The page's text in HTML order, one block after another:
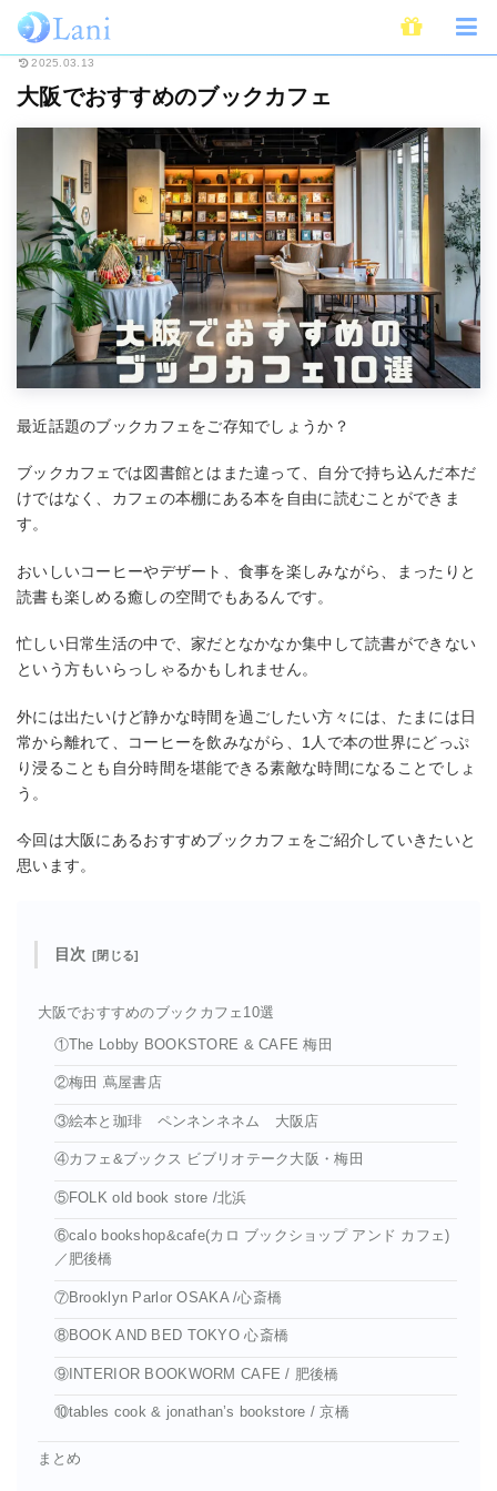
ホーム ライフスタイル
2025.03.13
大阪でおすすめのブックカフェ
最近話題のブックカフェをご存知でしょうか？
ブックカフェでは図書館とはまた違って、自分で持ち込んだ本だ
けではなく、カフェの本棚にある本を自由に読むことができま
す。
おいしいコーヒーやデザート、食事を楽しみながら、まったりと
読書も楽しめる癒しの空間でもあるんです。
忙しい日常生活の中で、家だとなかなか集中して読書ができない
という方もいらっしゃるかもしれません。
外には出たいけど静かな時間を過ごしたい方々には、たまには日
常から離れて、コーヒーを飲みながら、1人で本の世界にどっぷ
り浸ることも自分時間を堪能できる素敵な時間になることでしょ
う。
今回は大阪にあるおすすめブックカフェをご紹介していきたいと
思います。
目次
大阪でおすすめのブックカフェ10選
①The Lobby BOOKSTORE & CAFE 梅田
②梅田 蔦屋書店
③絵本と珈琲 ペンネンネネム 大阪店
④カフェ&ブックス ビブリオテーク大阪・梅田
⑤FOLK old book store /北浜
⑥calo bookshop&cafe(カロ ブックショップ アンド カフェ)
／肥後橋
⑦Brooklyn Parlor OSAKA /心斎橋
⑧BOOK AND BED TOKYO 心斎橋
⑨INTERIOR BOOKWORM CAFE / 肥後橋
⑩tables cook & jonathan’s bookstore / 京橋
まとめ